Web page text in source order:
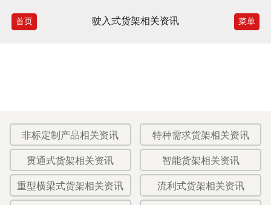
首页 驶入式货架相关资讯 菜单
非标定制产品相关资讯 特种需求货架相关资讯
贯通式货架相关资讯 智能货架相关资讯
重型横梁式货架相关资讯 流利式货架相关资讯